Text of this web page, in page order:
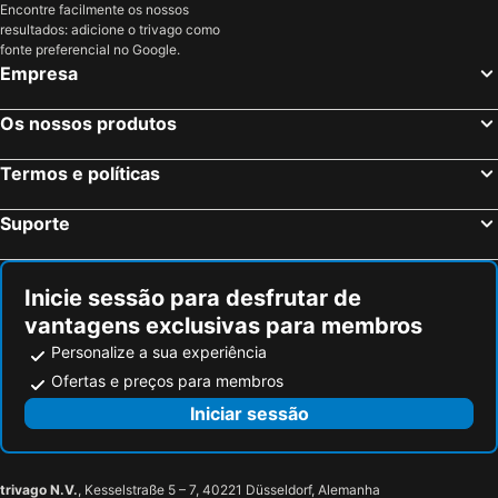
Estrasburgo, Alsácia Hotéis
Montévrain, França Hotéis
Colmar, Alsácia Hotéis
Encontre facilmente os nossos
resultados: adicione o trivago como
fonte preferencial no Google.
Empresa
Os nossos produtos
Termos e políticas
Suporte
Inicie sessão para desfrutar de
vantagens exclusivas para membros
Personalize a sua experiência
Ofertas e preços para membros
Iniciar sessão
trivago N.V., Kesselstraße 5 – 7, 40221 Düsseldorf, Alemanha